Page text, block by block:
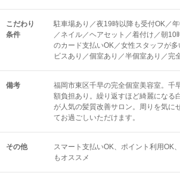
こだわり
条件
駐車場あり／夜19時以降も受付OK／
／ネイル／ヘアセット／着付け／朝10
のカード支払いOK／女性スタッフが
ビスあり／個室あり／半個室あり／完
備考
福岡市東区千早の完全個室美容室。千
額負担あり。繰り返すほど綺麗になる
が人気の髪質改善サロン。周りを気に
てお過ごしいただけます。
その他 スマート支払いOK ポイント利用OK
もオススメ